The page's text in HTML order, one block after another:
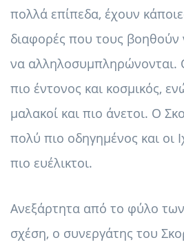
πολλά επίπεδα, έχουν
διαφορές που τους βοηθούν
να αλληλοσυμπληρώνονται.
πιο έντονος και κοσμικός,
μαλακοί και πιο άνετοι. Ο
πολύ πιο οδηγημένος και οι
πιο ευέλικτοι.
Ανεξάρτητα από το φύλο
σχέση, ο συνεργάτης του